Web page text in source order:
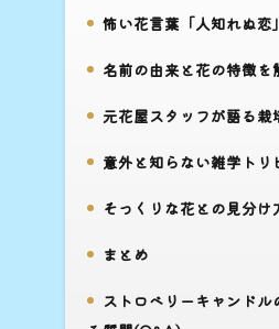
2.
怖い花言葉「人知れぬ恋
3.
名前の由来と花の特徴を
4.元花屋スタッフが語る栽
5.
意外と知らない雑学トリ
6.そっくりな花との見分け
7.まとめ
8.
ストロベリーキャンド